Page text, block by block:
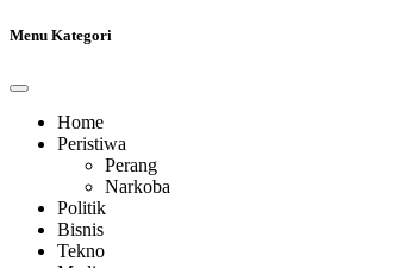
Menu Kategori
Home
Peristiwa
Perang
Narkoba
Politik
Bisnis
Tekno